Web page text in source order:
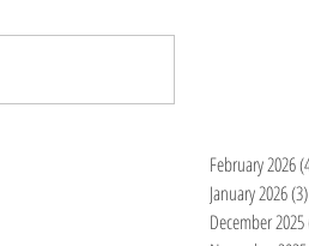
February 2026
January 2026(3)
December 2025